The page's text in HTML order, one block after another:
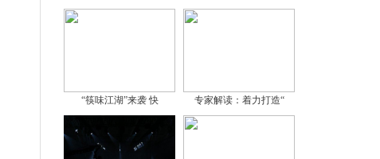
“筷味江湖”来袭 快 专家解读：着力打造“